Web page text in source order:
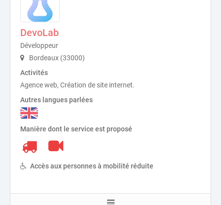
DevoLab
Développeur
Bordeaux (33000)
Activités
Agence web, Création de site internet.
Autres langues parlées
Manière dont le service est proposé
Accès aux personnes à mobilité réduite